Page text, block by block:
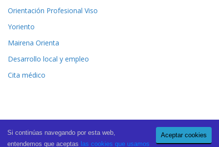
Orientación Profesional Viso
Yoriento
Mairena Orienta
Desarrollo local y empleo
Cita médico
Copyright © 2026 El Periódico de Mairena
. All rights reserved.
Aceptar cookies
Si continúas navegando por esta web,
entendemos que aceptas las cookies que usamos